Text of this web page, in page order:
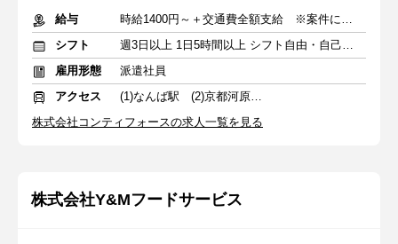
給与
時給1400円～＋交通費全額支給 ※案件による
シフト
週3日以上 1日5時間以上 シフト自由・自己申告
雇用形態
派遣社員
アクセス
(1)なんば駅 (2)京都河原町駅
株式会社コンティフォースの求人一覧を見る
株式会社Y&Mフードサービス